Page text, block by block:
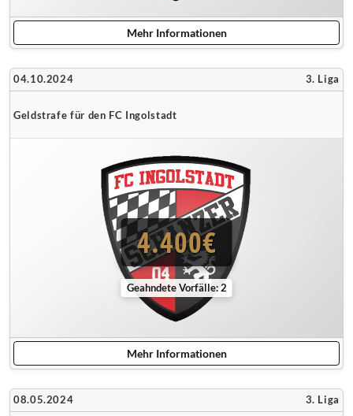
Mehr Informationen
04.10.2024 3. Liga
Geldstrafe für den FC Ingolstadt
4.400€
Geahndete Vorfälle: 2
Mehr Informationen
08.05.2024 3. Liga